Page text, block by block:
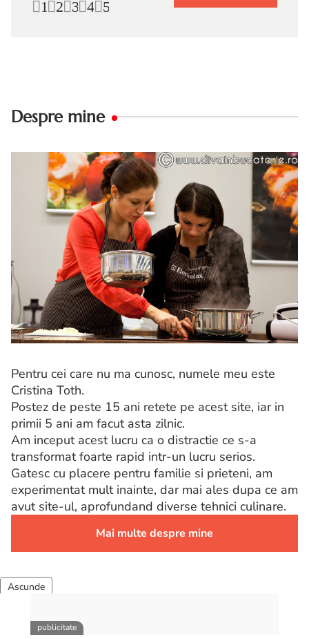
5
4
3
2
1
Despre mine
Pentru cei care nu ma cunosc, numele meu este
Cristina Toth.
Postez de peste 15 ani retete pe acest site, iar in
primii 5 ani am facut asta zilnic.
Am inceput acest lucru ca o distractie ce s-a
transformat foarte rapid intr-un lucru serios.
Gatesc cu placere pentru familie si prieteni, am
experimentat mult inainte, dar mai ales dupa ce am
avut site-ul, aprofundand diverse tehnici culinare.
Mai multe despre mine
Retete